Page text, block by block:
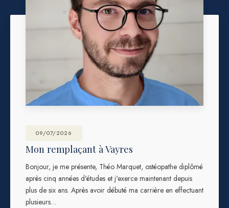
09/07/2026
Mon remplaçant à Vayres
Bonjour, je me présente, Théo Marquet, ostéopathe diplômé
après cinq années d'études et j'exerce maintenant depuis
plus de six ans. Après avoir débuté ma carrière en effectuant
plusieurs…